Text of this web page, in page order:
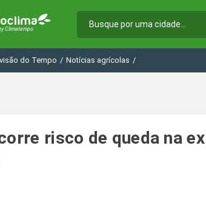
do Tempo / Notícias agrícolas /
risco de queda na